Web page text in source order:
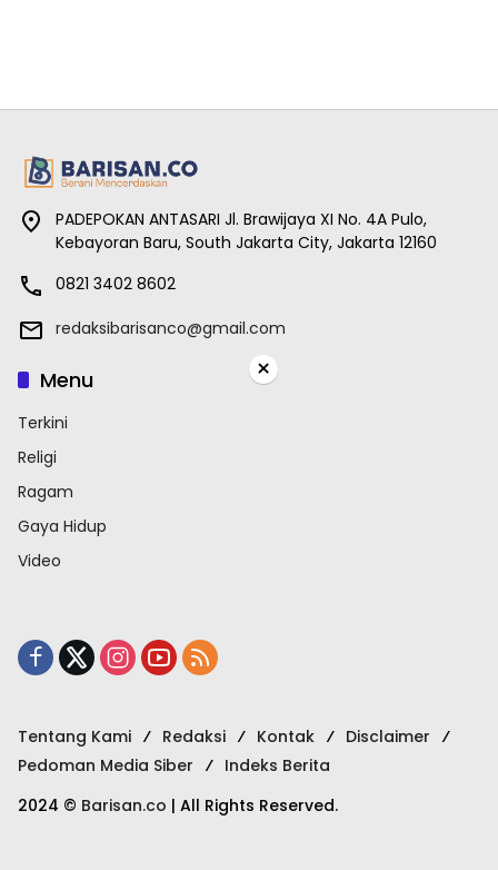
PADEPOKAN ANTASARI Jl. Brawijaya XI No. 4A Pulo,
Kebayoran Baru, South Jakarta City, Jakarta 12160
0821 3402 8602
redaksibarisanco@gmail.com
Menu
Terkini
Religi
Ragam
Gaya Hidup
Video
Tentang Kami Redaksi Kontak
Disclaimer
Pedoman Media Siber
Indeks Berita
2024 © Barisan.co | All Rights Reserved.
×